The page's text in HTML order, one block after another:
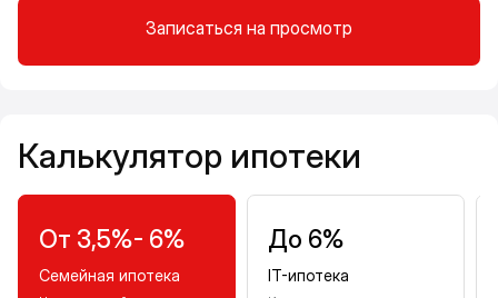
Записаться на просмотр
Калькулятор ипотеки
От 3,5%- 6%
Семейная ипотека
До 6%
IT-ипотека